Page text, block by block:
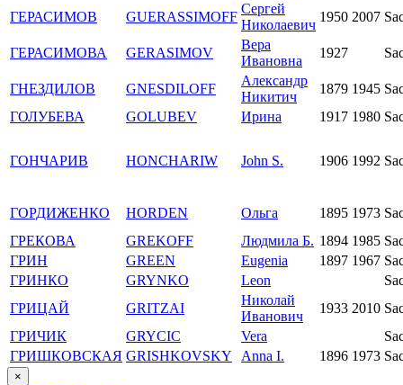
ГЕРАСИМОВ GUERASSIMOFF
Сергей
Николаевич
1950 2007
ГЕРАСИМОВА GERASIMOV
Вера
Ивановна
1927
ГНЕЗДИЛОВ GNESDILOFF
Александр
Никитич
1879 1945
ГОЛУБЕВА
GOLUBEV Ирина 1917 1980
ГОНЧАРИВ HONCHARIW John S. 1906 1992
ГОРДИЖЕНКО HORDEN Ольга 1895 1973
ГРЕКОВА
GREKOFF Людмила Б. 1894 1985
ГРИН
GREEN Eugenia 1897 1967
ГРИНКО
GRYNKO Leon
ГРИЦАЙ
GRITZAI
Николай
Иванович
1933 2010
ГРИЧИК
GRYCIC Vera
ГРИШКОВСКАЯ GRISHKOVSKY Anna I. 1896 1973
×